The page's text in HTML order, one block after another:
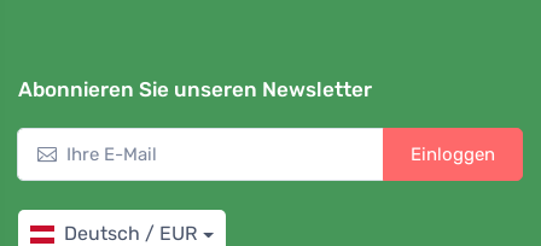
Abonnieren Sie unseren Newsletter
Einloggen
Deutsch / EUR